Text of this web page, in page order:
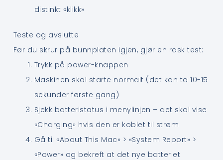
distinkt «klikk»
Teste og avslutte
Før du skrur på bunnplaten igjen, gjør en rask test:
Trykk på power-knappen
Maskinen skal starte normalt (det kan ta 10-15
sekunder første gang)
Sjekk batteristatus i menylinjen – det skal vise
«Charging» hvis den er koblet til strøm
Gå til «About This Mac» > «System Report» >
«Power» og bekreft at det nye batteriet